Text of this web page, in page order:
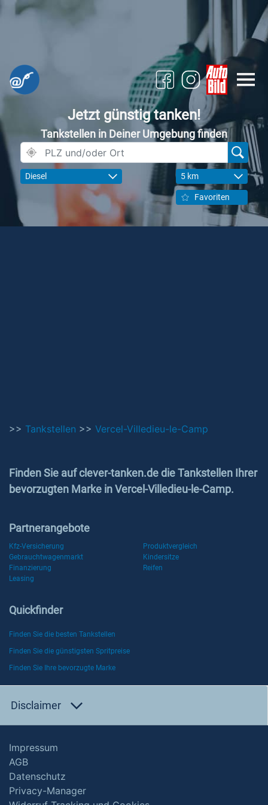
Jetzt günstig tanken!
Tankstellen in Deiner Umgebung finden
Diesel 5 km
Favoriten
>> Tankstellen >> Vercel-Villedieu-le-Camp
Finden Sie auf clever-tanken.de die Tankstellen Ihrer
bevorzugten Marke in Vercel-Villedieu-le-Camp.
Partnerangebote
Kfz-Versicherung
Produktvergleich
Gebrauchtwagenmarkt
Kindersitze
Finanzierung
Reifen
Leasing
Quickfinder
Finden Sie die besten Tankstellen
Finden Sie die günstigsten Spritpreise
Finden Sie Ihre bevorzugte Marke
Disclaimer
Impressum
AGB
Datenschutz
Privacy-Manager